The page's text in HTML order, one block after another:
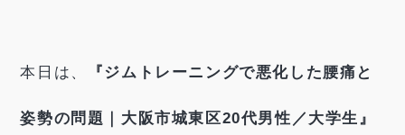
本日は、 『ジムトレーニングで悪化した腰痛と
姿勢の問題｜大阪市城東区20代男性／大学生』